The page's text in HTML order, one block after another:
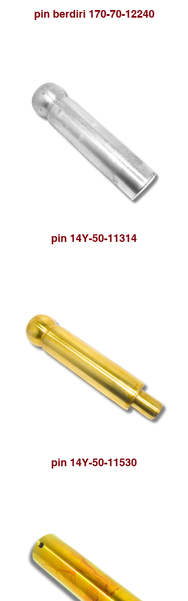
pin berdiri 170-70-12240
pin 14Y-50-11314
pin 14Y-50-11530